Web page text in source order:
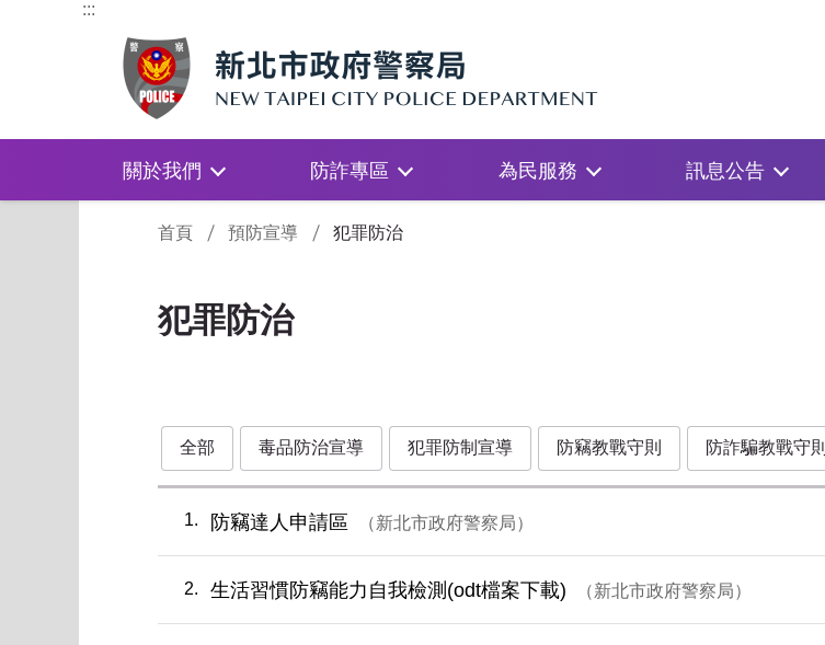
:::
關於我們 防詐專區 為民服務 訊息公告
首頁
預防宣導 犯罪防治
犯罪防治
全部 毒品防治宣導 犯罪防制宣導 防竊教戰守則 防詐騙教戰守則
1 防竊達人申請區 新北市政府警察局
2 生活習慣防竊能力自我檢測(odt檔案下載) 新北市政府警察局